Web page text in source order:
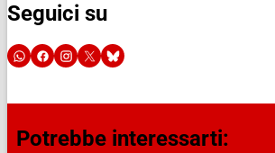
Seguici su
Potrebbe interessarti: